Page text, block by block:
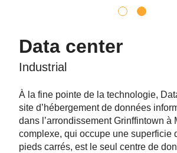
Data center
Industrial
À la fine pointe de la technologie,
site d’hébergement de données
dans l’arrondissement Grinffintown à
complexe, qui occupe une superficie
pieds carrés, est le seul centre de